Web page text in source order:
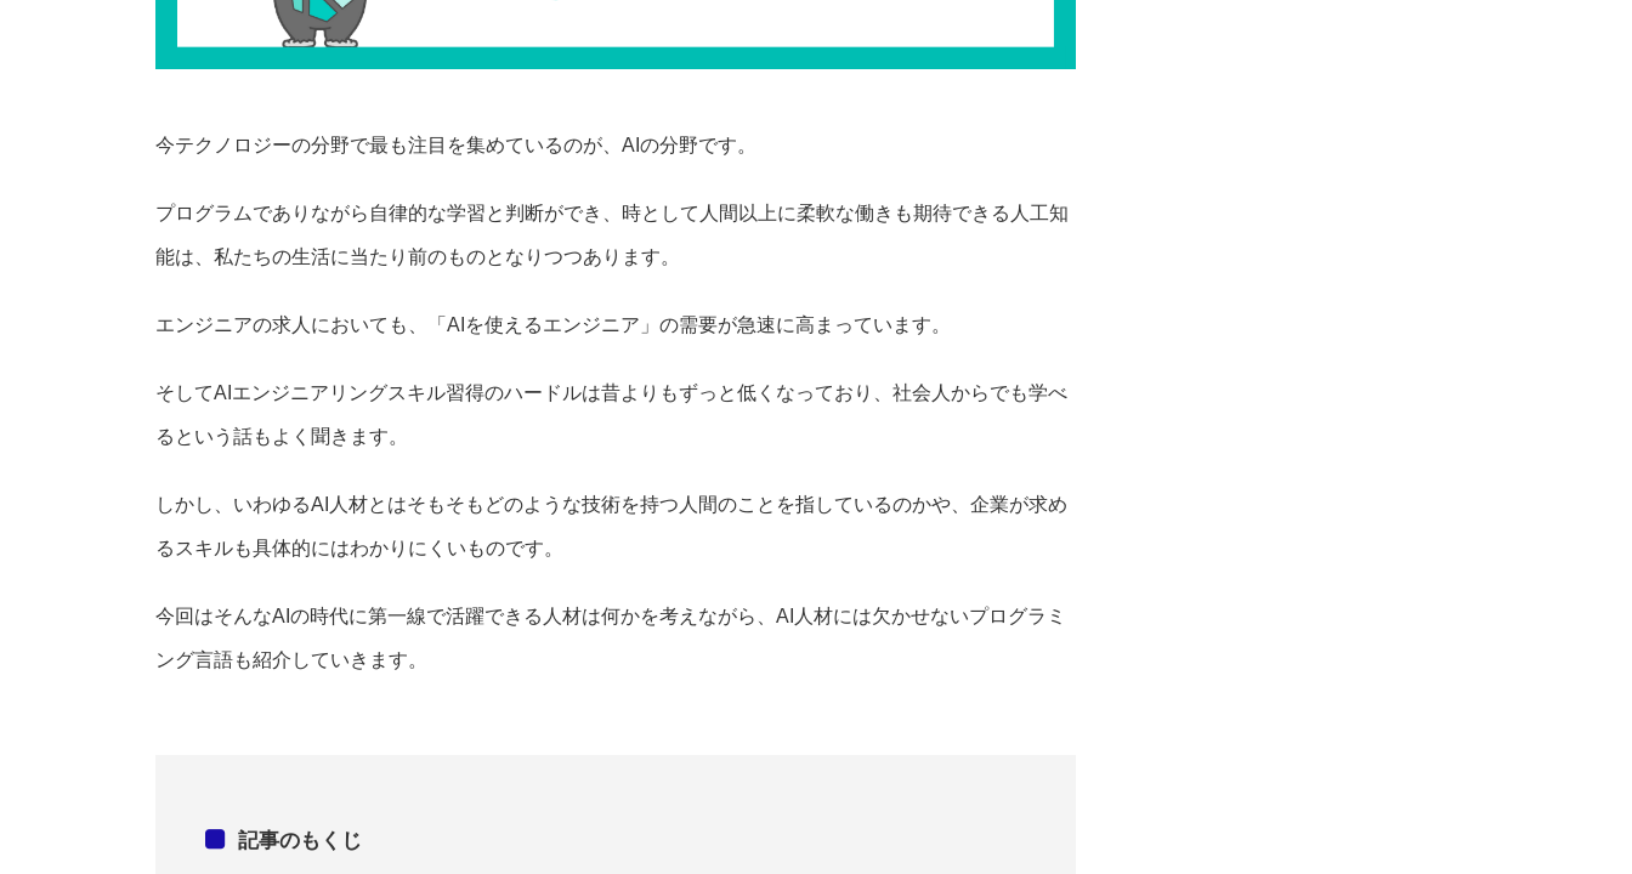
今テクノロジーの分野で最も注目を集めているのが、AIの分野です。
プログラムでありながら自律的な学習と判断ができ、時として人間以上に柔軟な働きも期待できる人工知
能は、私たちの生活に当たり前のものとなりつつあります。
エンジニアの求人においても、「AIを使えるエンジニア」の需要が急速に高まっています。
そしてAIエンジニアリングスキル習得のハードルは昔よりもずっと低くなっており、社会人からでも学べ
るという話もよく聞きます。
しかし、いわゆるAI人材とはそもそもどのような技術を持つ人間のことを指しているのかや、企業が求め
るスキルも具体的にはわかりにくいものです。
今回はそんなAIの時代に第一線で活躍できる人材は何かを考えながら、AI人材には欠かせないプログラミ
ング言語も紹介していきます。
記事のもくじ